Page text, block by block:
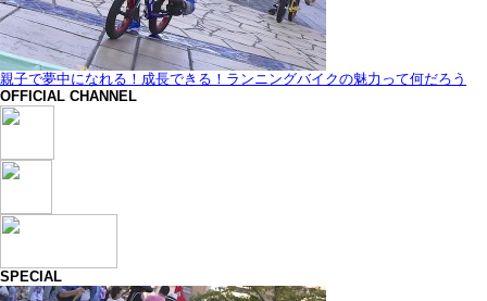
親子で夢中になれる！成長できる！ランニングバイクの魅力って何だろう
OFFICIAL CHANNEL
SPECIAL